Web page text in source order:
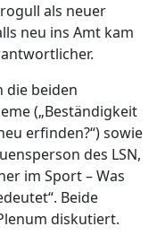
als neuer
neu ins Amt kam
die beiden
(„Beständigkeit
erfinden?“) sowie
des LSN,
im Sport – Was
Beide
diskutiert.